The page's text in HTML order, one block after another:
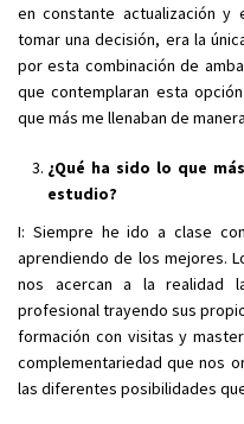
en constante actualización
tomar una decisión, era la
por esta combinación de
que contemplaran esta
que más me llenaban de
¿Qué ha sido lo que
estudio?
I: Siempre he ido a clase
aprendiendo de los mejores.
nos acercan a la realidad
profesional trayendo sus
formación con visitas y
complementariedad que nos
las diferentes posibilidades